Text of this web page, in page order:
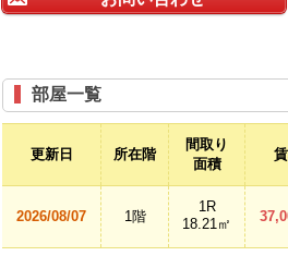
部屋一覧
更新日 所在階
間取り
面積
2026/08/07 1階
1R
18.21㎡